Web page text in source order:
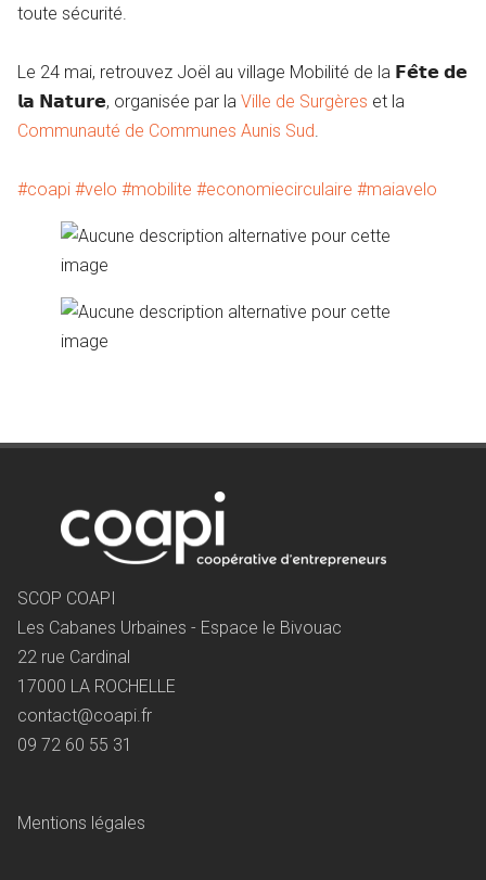
toute sécurité.
Le 24 mai, retrouvez Joël au village Mobilité de la 𝗙𝗲̂𝘁𝗲 𝗱𝗲
𝗹𝗮 𝗡𝗮𝘁𝘂𝗿𝗲, organisée par la Ville de Surgères et la
Communauté de Communes Aunis Sud.
#coapi #velo #mobilite #economiecirculaire #maiavelo
SCOP COAPI
Les Cabanes Urbaines - Espace le Bivouac
22 rue Cardinal
17000 LA ROCHELLE
contact@coapi.fr
09 72 60 55 31
Mentions légales